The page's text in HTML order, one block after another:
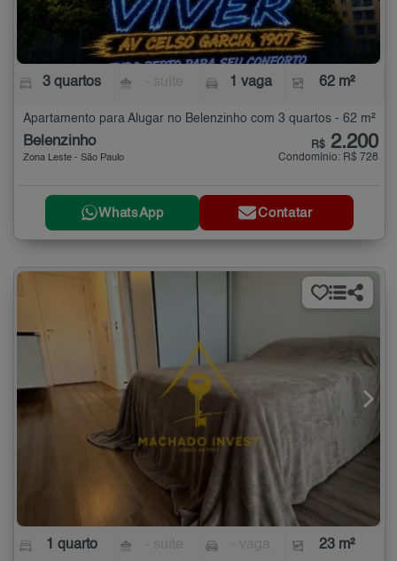
3 quartos 1 vaga 62 m²
Apartamento para Alugar no Belenzinho com 3 quartos - 62 m²
Belenzinho
Zona Leste - São Paulo
R$ 2.200
Condomínio: R$ 728
WhatsApp Contatar
1 quarto 23 m²